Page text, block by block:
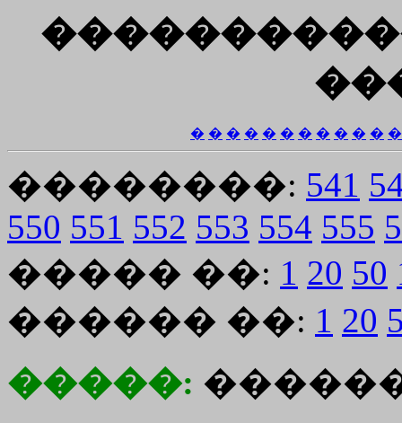
� � � � � � � � � � � �
��������: 541
550 551 552 553 554 555
����� ��: 1 20 50
������ ��: 1 20
�����: